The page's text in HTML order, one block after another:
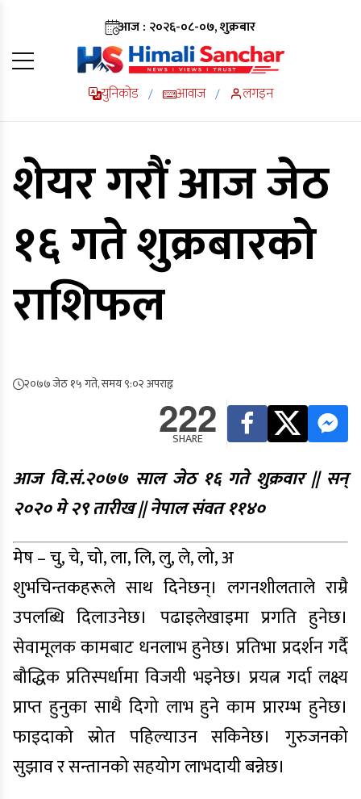
आज : २०२६-०८-०७, शुक्रबार
युनिकोड / आवाज / लगइन
शेयर गरौं आज जेठ
१६ गते शुक्रबारको
राशिफल
२०७७ जेठ १५ गते, समय ९:०२ अपराह्न
222
SHARE
आज वि.सं.२०७७ साल जेठ १६ गते शुक्रवार || सन्
२०२० मे २९ तारीख || नेपाल संवत ११४०
मेष – चु, चे, चो, ला, लि, लु, ले, लो, अ
शुभचिन्तकहरूले साथ दिनेछन्। लगनशीलताले राम्रै
उपलब्धि दिलाउनेछ। पढाइलेखाइमा प्रगति हुनेछ।
सेवामूलक कामबाट धनलाभ हुनेछ। प्रतिभा प्रदर्शन गर्दै
बौद्धिक प्रतिस्पर्धामा विजयी भइनेछ। प्रयत्न गर्दा लक्ष्य
प्राप्त हुनुका साथै दिगो लाभ हुने काम प्रारम्भ हुनेछ।
फाइदाको स्रोत पहिल्याउन सकिनेछ। गुरुजनको
सुझाव र सन्तानको सहयोग लाभदायी बन्नेछ।